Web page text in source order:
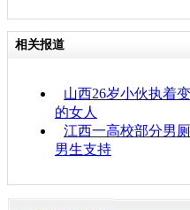
相关报道
山西26岁小伙执着
的女人
江西一高校部分男
男生支持